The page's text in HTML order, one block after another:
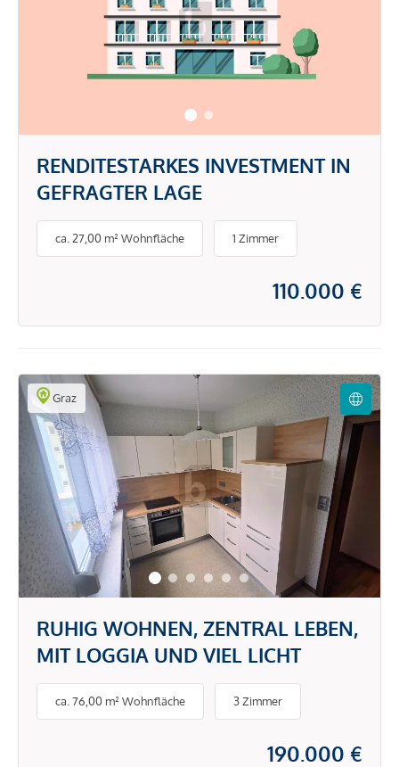
RENDITESTARKES INVESTMENT IN
GEFRAGTER LAGE
ca. 27,00 m² Wohnfläche 1 Zimmer
110.000 €
Graz
RUHIG WOHNEN, ZENTRAL LEBEN,
MIT LOGGIA UND VIEL LICHT
ca. 76,00 m² Wohnfläche 3 Zimmer
190.000 €